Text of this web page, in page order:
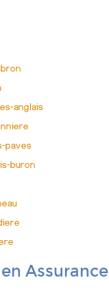
anglais
paves
buron
Assurance